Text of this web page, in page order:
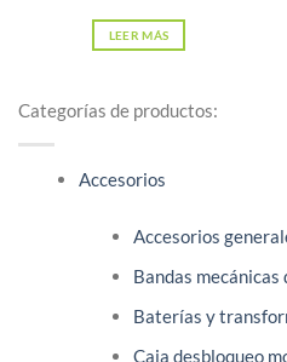
LEER MÁS
Categorías de productos:
Accesorios
Accesorios
Bandas mecánicas
Baterías y
Caja desbloqueo